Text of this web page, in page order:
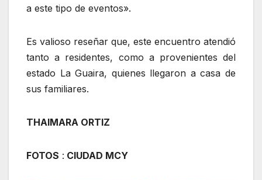
a este tipo de eventos».
‎Es valioso reseñar que, este encuentro atendió
tanto a residentes, como a provenientes del
estado La Guaira, quienes llegaron a casa de
sus familiares.
THAIMARA ORTIZ
FOTOS : CIUDAD MCY